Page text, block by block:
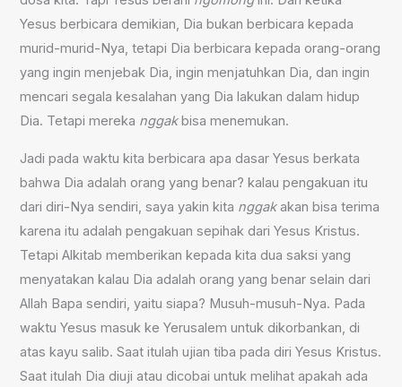
Yesus berbicara demikian, Dia bukan berbicara kepada
murid-murid-Nya, tetapi Dia berbicara kepada orang-orang
yang ingin menjebak Dia, ingin menjatuhkan Dia, dan ingin
mencari segala kesalahan yang Dia lakukan dalam hidup
Dia. Tetapi mereka nggakbisa menemukan.
Jadi pada waktu kita berbicara apa dasar Yesus berkata
bahwa Dia adalah orang yang benar? kalau pengakuan itu
dari diri-Nya sendiri, saya yakin kita nggakakan bisa terima
karena itu adalah pengakuan sepihak dari Yesus Kristus.
Tetapi Alkitab memberikan kepada kita dua saksi yang
menyatakan kalau Dia adalah orang yang benar selain dari
Allah Bapa sendiri, yaitu siapa? Musuh-musuh-Nya. Pada
waktu Yesus masuk ke Yerusalem untuk dikorbankan, di
atas kayu salib. Saat itulah ujian tiba pada diri Yesus Kristus.
Saat itulah Dia diuji atau dicobai untuk melihat apakah ada